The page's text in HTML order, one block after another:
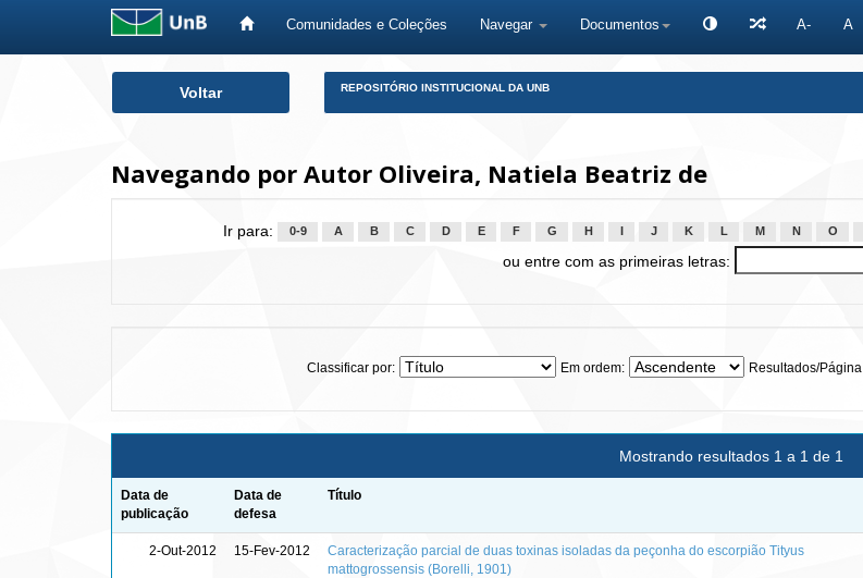
Comunidades e Coleções Navegar Documentos A- A
Voltar REPOSITÓRIO INSTITUCIONAL DA UNB
Navegando por Autor Oliveira, Natiela Beatriz de
Ir para: 0-9 A B C D E F G H J K L M N O
ou entre com as primeiras letras:
Classificar por: Em ordem: Resultados/Página
Mostrando resultados 1 a 1 de 1
Data de
publicação
Data de
defesa
Título
2-Out-2012 15-Fev-2012
Caracterização parcial de duas toxinas isoladas da peçonha do escorpião Tityus
mattogrossensis (Borelli, 1901)